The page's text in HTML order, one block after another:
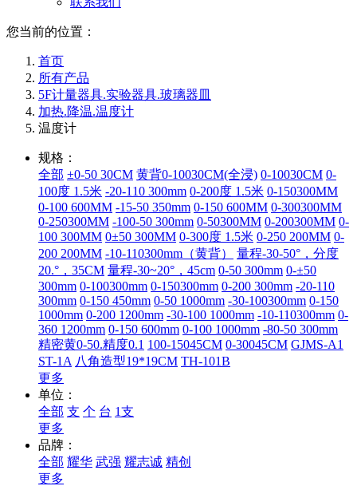
您当前的位置：
首页
所有产品
5F计量器具.实验器具.玻璃器皿
加热.降温.温度计
温度计
规格：
全部 ±0-50 30CM 黄背0-10030CM(全浸) 0-10030CM 0-
100度 1.5米 -20-110 300mm 0-200度 1.5米 0-150300MM
0-100 600MM -15-50 350mm 0-150 600MM 0-300300MM
0-250300MM -100-50 300mm 0-50300MM 0-200300MM 0-
100 300MM 0±50 300MM 0-300度 1.5米 0-250 200MM 0-
200 200MM -10-110300mm（黄背）
量程-30-50°，分度
20.°，35CM 量程-30~20°，45cm 0-50 300mm 0-±50
300mm 0-100300mm 0-150300mm 0-200 300mm -20-110
300mm 0-150 450mm 0-50 1000mm -30-100300mm 0-150
1000mm 0-200 1200mm -30-100 1000mm -10-110300mm 0-
360 1200mm 0-150 600mm 0-100 1000mm -80-50 300mm
精密黄0-50.精度0.1 100-15045CM 0-30045CM GJMS-A1
ST-1A 八角造型19*19CM TH-101B
更多
单位：
全部 支 个 台 1支
更多
品牌：
全部 耀华 武强 耀志诚 精创
更多